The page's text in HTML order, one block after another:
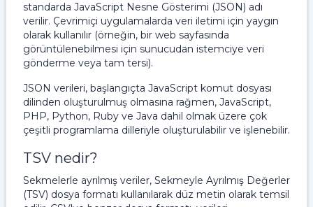
standarda JavaScript Nesne Gösterimi (JSON) adı
verilir. Çevrimiçi uygulamalarda veri iletimi için yaygın
olarak kullanılır (örneğin, bir web sayfasında
görüntülenebilmesi için sunucudan istemciye veri
gönderme veya tam tersi).
JSON verileri, başlangıçta JavaScript komut dosyası
dilinden oluşturulmuş olmasına rağmen, JavaScript,
PHP, Python, Ruby ve Java dahil olmak üzere çok
çeşitli programlama dilleriyle oluşturulabilir ve işlenebilir.
TSV nedir?
Sekmelerle ayrılmış veriler, Sekmeyle Ayrılmış Değerler
(TSV) dosya formatı kullanılarak düz metin olarak temsil